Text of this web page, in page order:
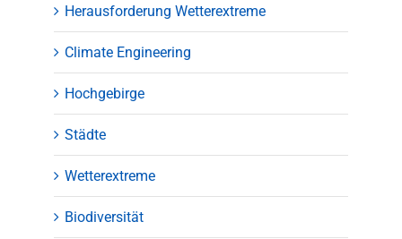
Herausforderung Wetterextreme
Climate Engineering
Hochgebirge
Städte
Wetterextreme
Biodiversität